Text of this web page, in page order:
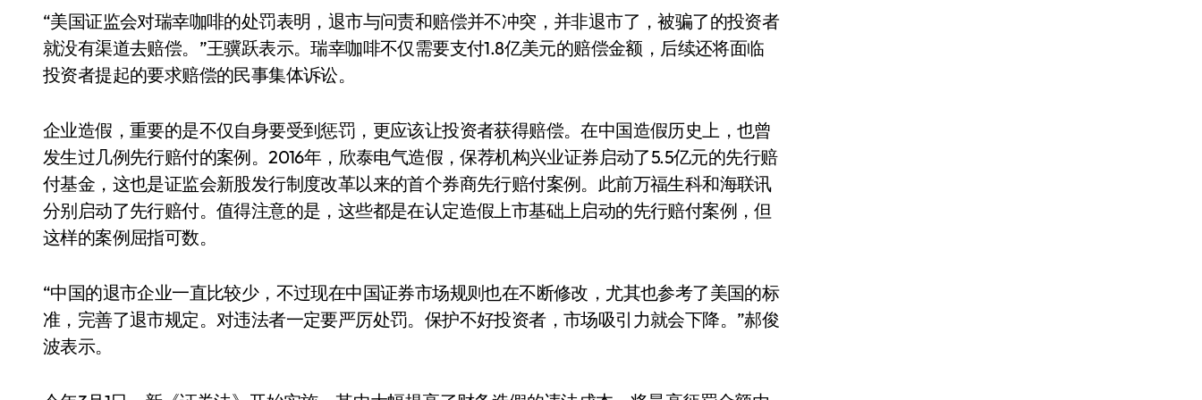
“美国证监会对瑞幸咖啡的处罚表明，退市与问责和赔偿并不冲突，并非退市了，被骗了的投资者
就没有渠道去赔偿。”王骥跃表示。瑞幸咖啡不仅需要支付1.8亿美元的赔偿金额，后续还将面临
投资者提起的要求赔偿的民事集体诉讼。
企业造假，重要的是不仅自身要受到惩罚，更应该让投资者获得赔偿。在中国造假历史上，也曾
发生过几例先行赔付的案例。2016年，欣泰电气造假，保荐机构兴业证券启动了5.5亿元的先行赔
付基金，这也是证监会新股发行制度改革以来的首个券商先行赔付案例。此前万福生科和海联讯
分别启动了先行赔付。值得注意的是，这些都是在认定造假上市基础上启动的先行赔付案例，但
这样的案例屈指可数。
“中国的退市企业一直比较少，不过现在中国证券市场规则也在不断修改，尤其也参考了美国的标
准，完善了退市规定。对违法者一定要严厉处罚。保护不好投资者，市场吸引力就会下降。”郝俊
波表示。